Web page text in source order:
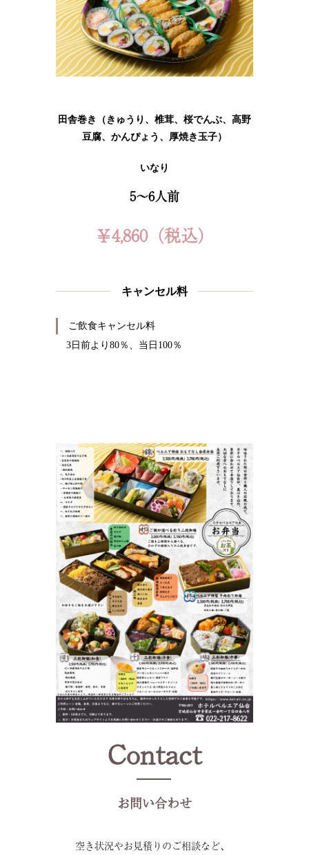
田舎巻き（きゅうり、椎茸、桜でんぶ、高野
豆腐、かんぴょう、厚焼き玉子）
いなり
5～6人前
￥4,860（税込）
キャンセル料
ご飲食キャンセル料
3日前より80％、当日100％
Contact
お問い合わせ
空き状況やお見積りのご相談など、